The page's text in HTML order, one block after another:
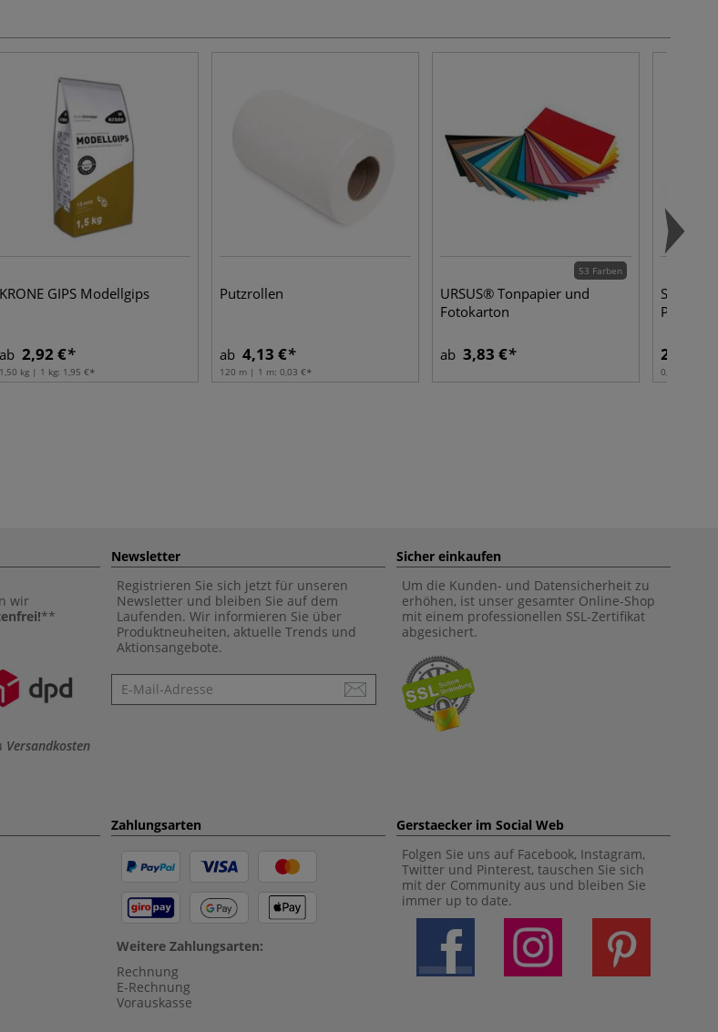
KRONE GIPS Modellgips
ab 2,92 €
1,50 kg | 1 kg: 1,95 €
Putzrollen
ab 4,13 €
120 m | 1 m: 0,03 €
53 Farben
URSUS® Tonpapier und
Fotokarton
ab 3,83 €
SARAL®
Papier,
24,04 €
0,279 m² | 1
wir
**
Versandkosten
Newsletter
Registrieren Sie sich jetzt für unseren
Newsletter und bleiben Sie auf dem
Laufenden. Wir informieren Sie über
Produktneuheiten, aktuelle Trends und
Aktionsangebote.
Newsletter
Sicher einkaufen
Um die Kunden- und Datensicherheit zu
erhöhen, ist unser gesamter Online-Shop
mit einem professionellen SSL-Zertifikat
abgesichert.
Zahlungsarten
Weitere Zahlungsarten:
Rechnung
E-Rechnung
Vorauskasse
Gerstaecker im Social Web
Folgen Sie uns auf Facebook, Instagram,
Twitter und Pinterest, tauschen Sie sich
mit der Community aus und bleiben Sie
immer up to date.